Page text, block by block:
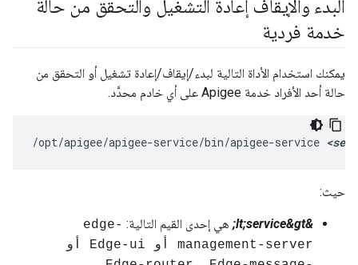
البدء والإيقاف إعادة التشغيل والتحقق من حالة
خدمة فردية
يمكنك استخدام الأداة التالية لبدء/إيقاف/إعادة تشغيل أو التحقق من
حالة أحد الأفراد خدمة Apigee على أي خادم محدَّد.
/opt/apigee/apigee-service/bin/apigee-service
حيث:
&lt;service&gt; هي إحدى القيم التالية: edge-
management-server أو Edge-ui أو